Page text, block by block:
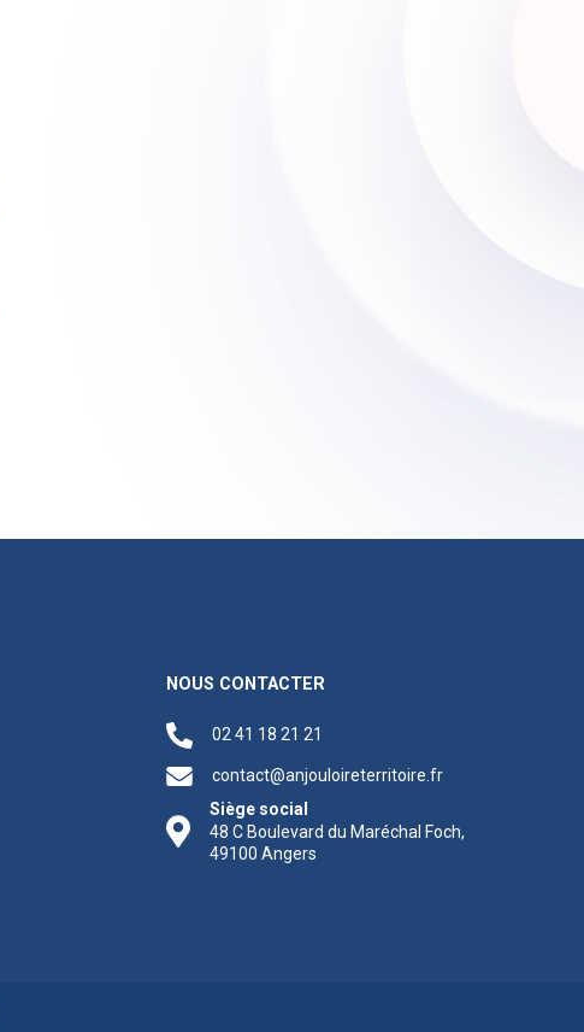
NOUS CONTACTER
02 41 18 21 21
contact@anjouloireterritoire.fr
Siège social
48 C Boulevard du Maréchal Foch,
49100 Angers